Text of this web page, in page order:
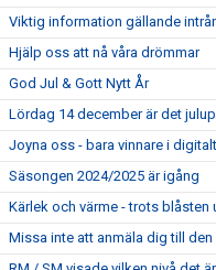
Viktig information gällande
Hjälp oss att nå våra drömmar
God Jul & Gott Nytt År
Lördag 14 december är det
Joyna oss - bara vinnare i
Säsongen 2024/2025 är igång
Kärlek och värme - trots blåsten
Missa inte att anmäla dig till